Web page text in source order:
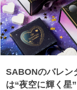
SABONのバレン
は“夜空に輝く星”